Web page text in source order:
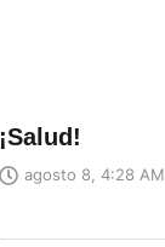
¡Salud!
agosto 8, 4:28 AM